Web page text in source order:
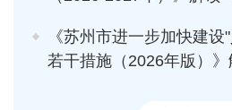
《苏州市进一步加快建
若干措施（2026年版）》